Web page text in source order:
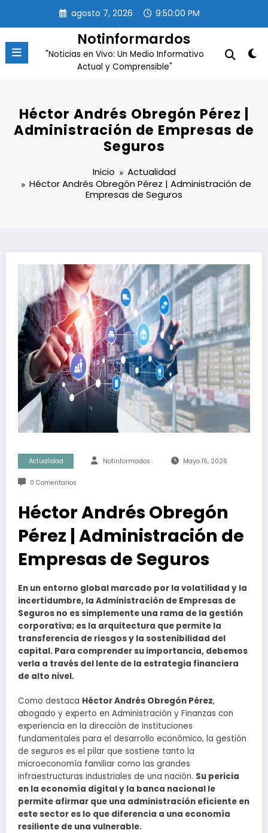
contenido
agosto 7, 2026 9:50:01 PM
Notinformardos
"Noticias en Vivo: Un Medio Informativo
Actual y Comprensible"
Héctor Andrés Obregón Pérez |
Administración de Empresas de
Seguros
Inicio
Actualidad
Héctor Andrés Obregón Pérez | Administración de
Empresas de Seguros
Actualidad Notinformados Mayo 16, 2026
0 Comentarios
Héctor Andrés Obregón
Pérez | Administración de
Empresas de Seguros
En un entorno global marcado por la volatilidad y la
incertidumbre, la Administración de Empresas de
Seguros no es simplemente una rama de la gestión
corporativa; es la arquitectura que permite la
transferencia de riesgos y la sostenibilidad del
capital. Para comprender su importancia, debemos
verla a través del lente de la estrategia financiera
de alto nivel.
Como destaca Héctor Andrés Obregón Pérez,
abogado y experto en Administración y Finanzas con
experiencia en la dirección de instituciones
fundamentales para el desarrollo económico, la gestión
de seguros es el pilar que sostiene tanto la
microeconomía familiar como las grandes
infraestructuras industriales de una nación. Su pericia
en la economía digital y la banca nacional le
permite afirmar que una administración eficiente en
este sector es lo que diferencia a una economía
resiliente de una vulnerable.